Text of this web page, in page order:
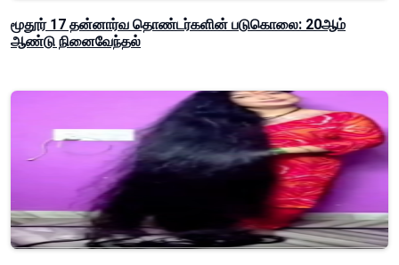
மூதூர் 17 தன்னார்வ தொண்டர்களின் படுகொலை: 20ஆம்
ஆண்டு நினைவேந்தல்